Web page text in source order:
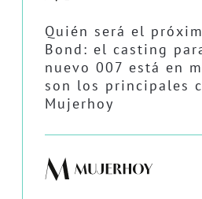
Quién será el
Bond: el casting
nuevo 007 está en
son los principales
Mujerhoy